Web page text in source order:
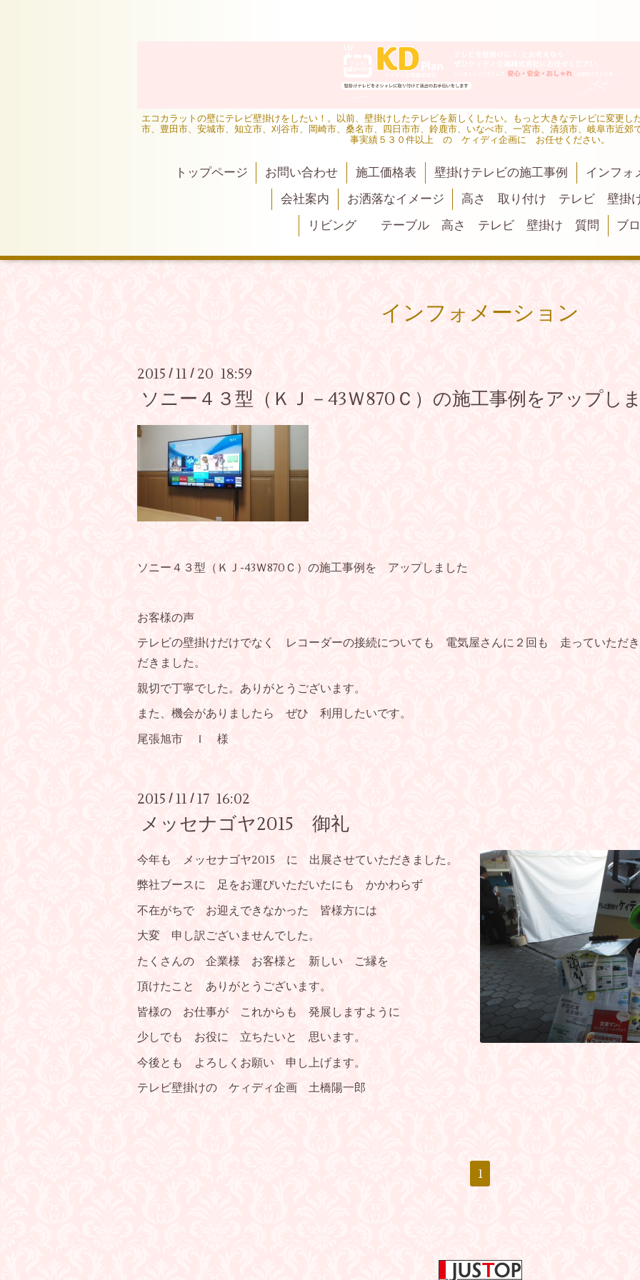
エコカラットの壁にテレビ壁掛けをしたい！。以前、壁掛けしたテレビを新しくしたい。もっと大きなテレビに変更
市、豊田市、安城市、知立市、刈谷市、岡崎市、桑名市、四日市市、鈴鹿市、いなべ市、一宮市、清須市、岐阜
事実績５３０件以上 の ケィディ企画に お任せください。
トップページ お問い合わせ 施工価格表 壁掛けテレビの施工事例
インフォ
会社案内
お洒落なイメージ
高さ 取り付け テレビ 壁掛
リビング テーブル 高さ テレビ 壁掛け 質問
ブ
インフォメーション
2015 / 11 / 20 18:59
ソニー４３型（ＫＪ－43Ｗ870Ｃ）の施工事例をアップし
ソニー４３型（ＫＪ-43Ｗ870Ｃ）の施工事例を アップしました
お客様の声
テレビの壁掛けだけでなく レコーダーの接続についても 電気屋さんに２回も 走っていた
だきました。
親切で丁寧でした。ありがとうございます。
また、機会がありましたら ぜひ 利用したいです。
尾張旭市 Ｉ 様
2015 / 11 / 17 16:02
メッセナゴヤ2015 御礼
今年も メッセナゴヤ2015 に 出展させていただきました。
弊社ブースに 足をお運びいただいたにも かかわらず
不在がちで お迎えできなかった 皆様方には
大変 申し訳ございませんでした。
たくさんの 企業様 お客様と 新しい ご縁を
頂けたこと ありがとうございます。
皆様の お仕事が これからも 発展しますように
少しでも お役に 立ちたいと 思います。
今後とも よろしくお願い 申し上げます。
テレビ壁掛けの ケィディ企画 土橋陽一郎
1